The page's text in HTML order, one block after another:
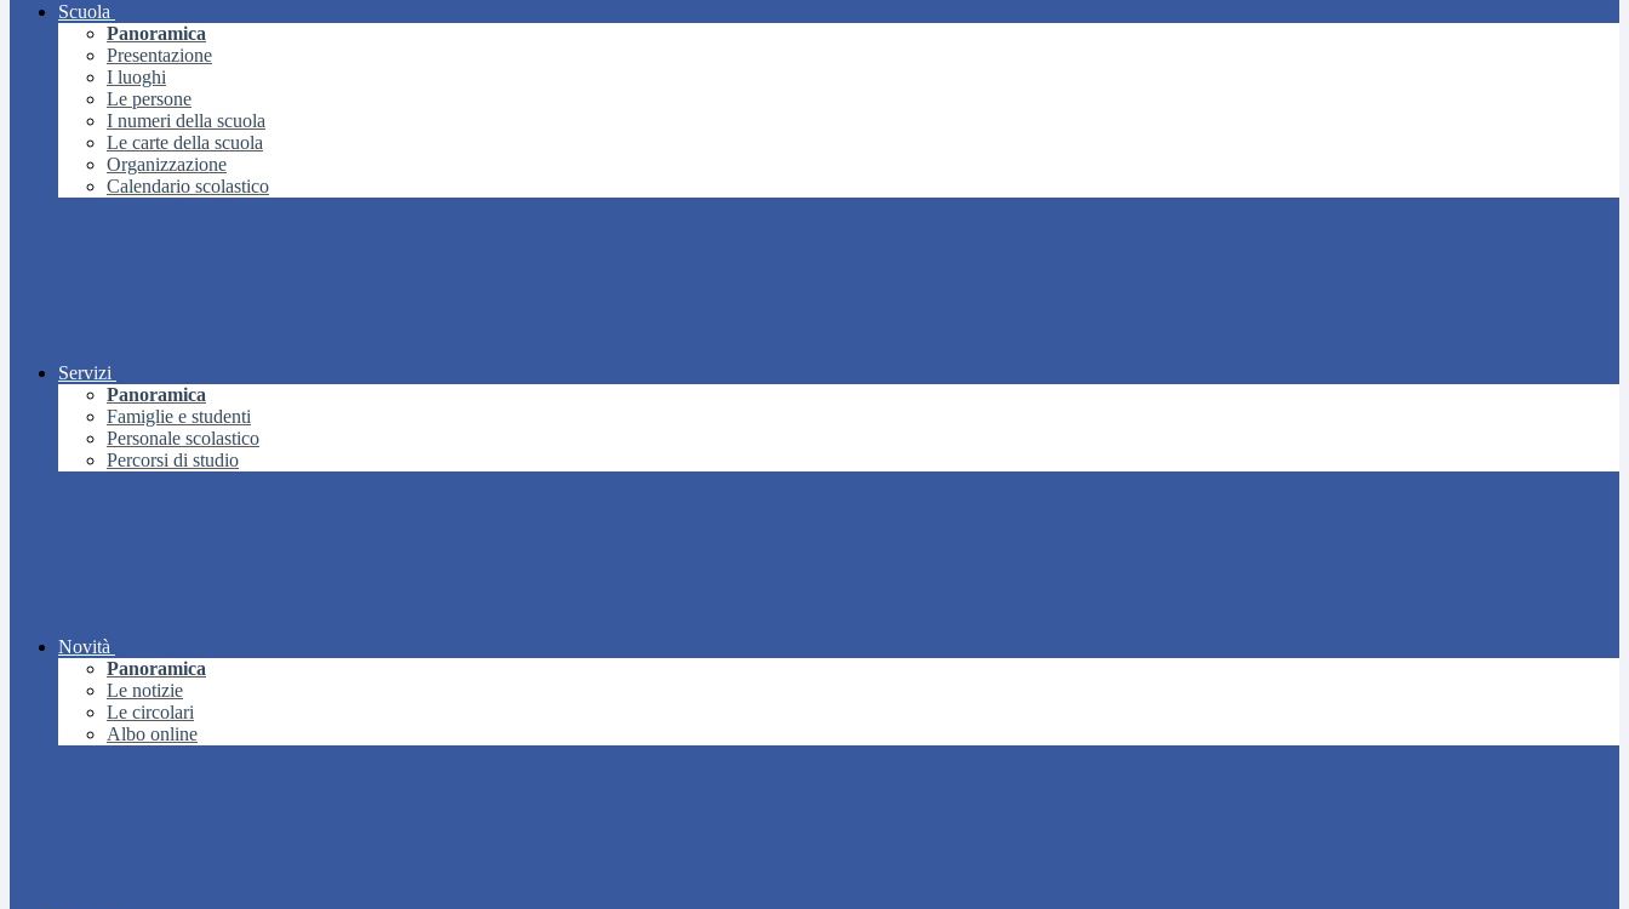
Scuola
Panoramica
Presentazione
I luoghi
Le persone
I numeri della scuola
Le carte della scuola
Organizzazione
Calendario scolastico
Servizi
Panoramica
Famiglie e studenti
Personale scolastico
Percorsi di studio
Novità
Panoramica
Le notizie
Le circolari
Albo online